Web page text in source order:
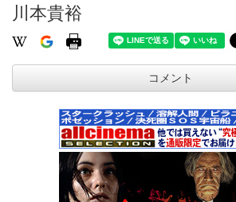
川本貴裕
コメント